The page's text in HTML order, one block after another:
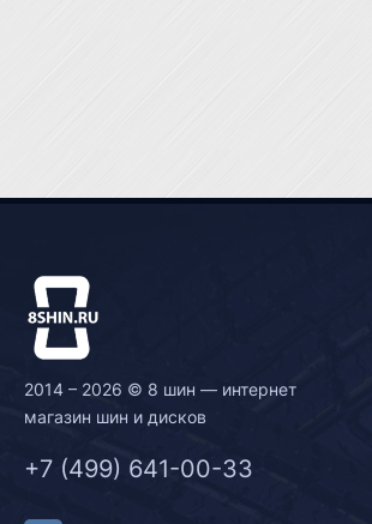
2014 – 2026 © 8 шин — интернет
магазин шин и дисков
+7 (499) 641-00-33